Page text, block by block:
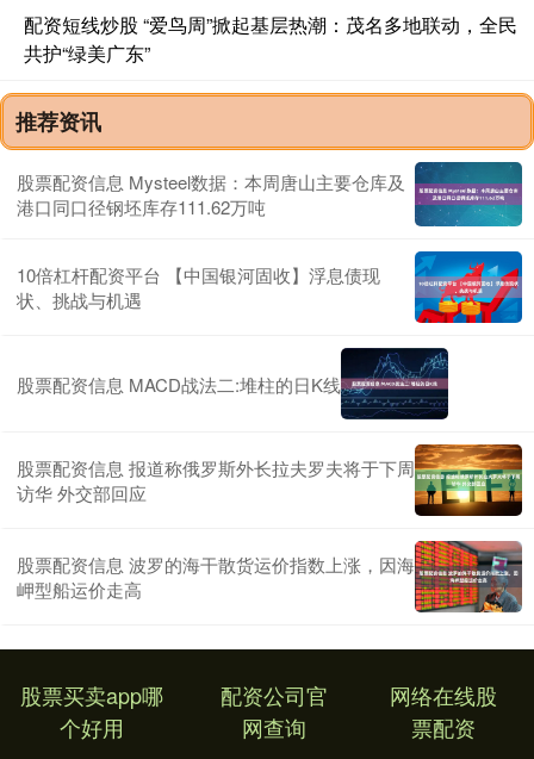
配资短线炒股 “爱鸟周”掀起基层热潮：茂名多地联动，全民
共护“绿美广东”
推荐资讯
股票配资信息 Mysteel数据：本周唐山主要仓库及
港口同口径钢坯库存111.62万吨
10倍杠杆配资平台 【中国银河固收】浮息债现
状、挑战与机遇
股票配资信息 MACD战法二:堆柱的日K线
股票配资信息 报道称俄罗斯外长拉夫罗夫将于下周
访华 外交部回应
股票配资信息 波罗的海干散货运价指数上涨，因海
岬型船运价走高
股票买卖app哪
个好用
配资公司官
网查询
网络在线股
票配资